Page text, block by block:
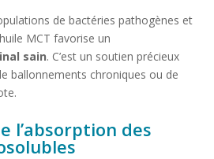
de bactéries pathogènes et
MCT favorise un
sain. C’est un soutien précieux
ballonnements chroniques ou de
l’absorption des